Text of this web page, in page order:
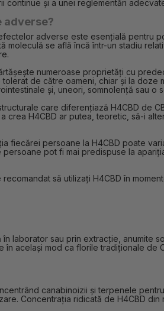
și a unei reglementări
adverse?
adverse este esențială pentru
moleculă se află încă într-un stadiu
numeroase proprietăți cu
de către oameni, chiar și la
și, uneori, somnolență sau o
care diferențiază H4CBD de
H4CBD ar putea, teoretic, să-i
fiecărei persoane la H4CBD poate
persoane pot fi mai predispuse la
să utilizați H4CBD în
laborator sau prin extracție, anumite
în același mod ca florile tradiționale
canabinoizii și terpenele
Concentrația ridicată de H4CBD